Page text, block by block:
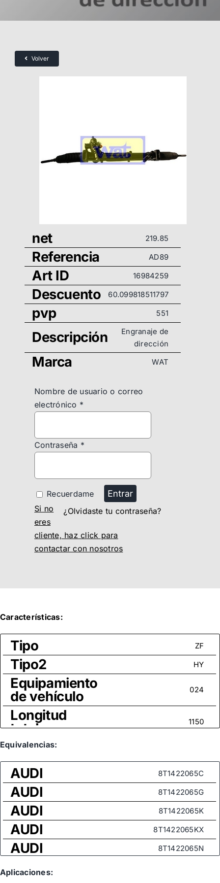
Volver
net 219.85
Referencia AD89
Art ID 16984259
Descuento 60.099818511797
pvp 551
Descripción
Engranaje de
dirección
Marca WAT
Nombre de usuario o correo
electrónico *
Contraseña *
Recuerdame Entrar
¿Olvidaste tu contraseña?
Si no
eres
cliente, haz click para
contactar con nosotros
Características:
Tipo ZF
Tipo2 HY
Equipamiento
de vehículo 024
Longitud
total 1150
Tamaño
rosca
Medida de
rosca (rótula
axial)
M16x1,5
Equivalencias:
AUDI 8T1422065C
AUDI 8T1422065G
AUDI 8T1422065K
AUDI 8T1422065KX
AUDI 8T1422065N
AUDI
Aplicaciones: